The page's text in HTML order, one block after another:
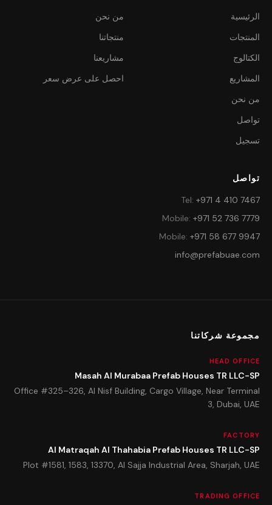
الرئيسية
المنتجات
الكتالوج
المشاريع
من نحن
تواصل
تسجيل
من نحن
منتجاتنا
مشاريعنا
احصل على عرض سعر
تواصل
Tel: +971 4 410 7467
Mobile: +971 52 736 7779
Mobile: +971 58 677 9947
info@prefabuae.com
مجموعة شركاتنا
HEAD OFFICE
Masah Al Murabaa Prefab Houses TR LLC-SP
Office #325–326, Al Nisf Building, Cargo Village, Near Terminal
3, Dubai, UAE
FACTORY
Al Matraqah Al Thahabia Prefab Houses TR LLC-SP
Plot #1581, 1583, 13370, Al Sajja Industrial Area, Sharjah, UAE
TRADING OFFICE